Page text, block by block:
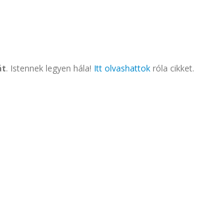
. Istennek legyen hála! Itt olvashattok róla cikket.